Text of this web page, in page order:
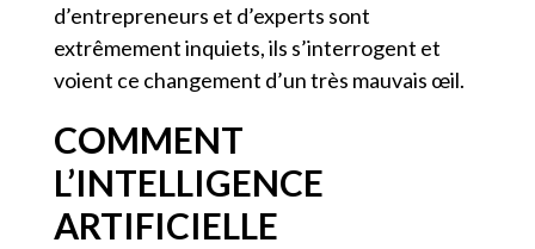
d’entrepreneurs et d’experts sont
extrêmement inquiets, ils s’interrogent et
voient ce changement d’un très mauvais œil.
COMMENT
L’INTELLIGENCE
ARTIFICIELLE